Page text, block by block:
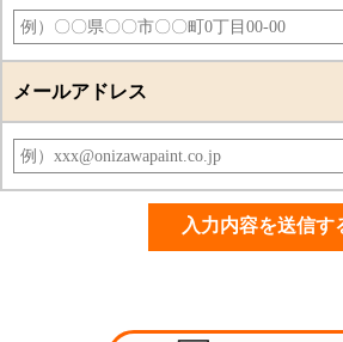
メールアドレス